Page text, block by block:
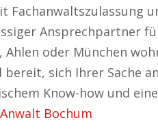
Fachanwaltszulassung
Ansprechpartner
oder München
sich Ihrer Sache
Know-how und
Anwalt Bochum